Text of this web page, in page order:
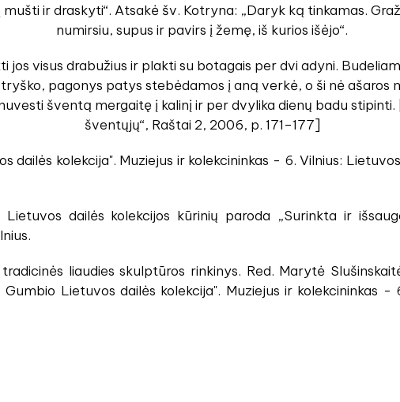
ir draskyti“. Atsakė šv. Kotryna: „Daryk ką tinkamas.
numirsiu, supus ir pavirs į žemę, iš kurios išėjo“.
jos visus drabužius ir plakti su botagais per dvi adyni.
pagonys patys stebėdamos į aną verkė, o ši nė ašaros
šventą mergaitę į kalinį ir per dvylika dienų badu
šventųjų“, Raštai 2, 2006, p. 171–177]
dailės kolekcija". Muziejus ir kolekcininkas - 6. Vilnius:
Lietuvos dailės kolekcijos kūrinių paroda „Surinkta ir
liaudies skulptūros rinkinys. Red. Marytė
Gumbio Lietuvos dailės kolekcija". Muziejus ir kolekcininkas -